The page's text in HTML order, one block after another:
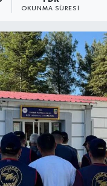
OKUNMA SÜRESI